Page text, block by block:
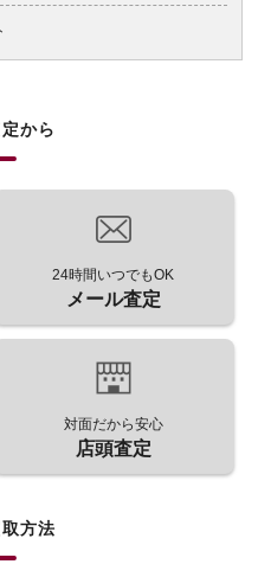
から
24時間いつでもOK
メール査定
対面だから安心
店頭査定
方法